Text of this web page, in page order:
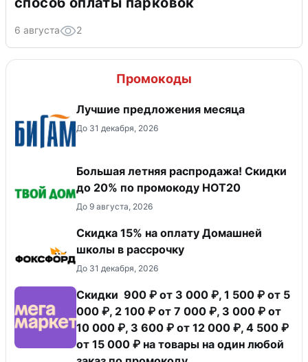
6 августа 2
Промокоды
Лучшие предложения месяца
До 31 декабря, 2026
Большая летняя распродажа! Скидки
до 20% по промокоду HOT20
До 9 августа, 2026
Скидка 15% на оплату Домашней
школы в рассрочку
До 31 декабря, 2026
Скидки 900 ₽ от 3 000 ₽, 1 500 ₽ от 5
000 ₽, 2 100 ₽ от 7 000 ₽, 3 000 ₽ от
10 000 ₽, 3 600 ₽ от 12 000 ₽, 4 500 ₽
от 15 000 ₽ на товары на один любой